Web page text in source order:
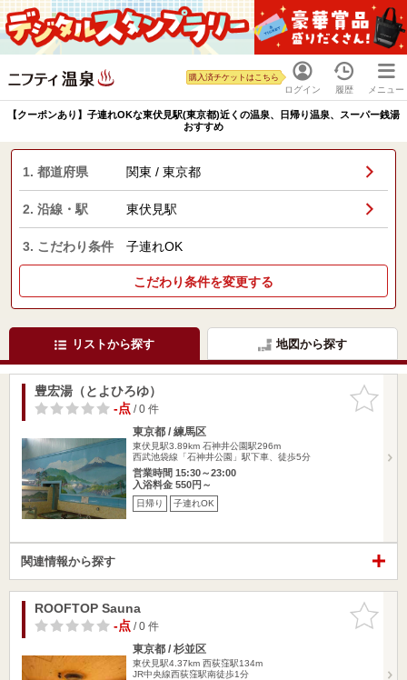
ログイン
購入済チケットはこちら
履歴 メニュー
【クーポンあり】子連れOKな東伏見駅(東京都)近くの温泉、日帰り温泉、スーパー銭湯
おすすめ
1. 都道府県 関東 / 東京都
2. 沿線・駅 東伏見駅
3. こだわり条件 子連れOK
こだわり条件を変更する
リストから探す 地図から探す
お気に入
りに追加
豊宏湯（とよひろゆ）
-点/ 0 件
東京都 / 練馬区
東伏見駅3.89km 石神井公園駅296m
西武池袋線「石神井公園」駅下車、徒歩5分
営業時間 15:30～23:00
入浴料金 550円～
日帰り 子連れOK
関連情報から探す
お気に入
りに追加
ROOFTOP Sauna
-点/ 0 件
東京都 / 杉並区
東伏見駅4.37km 西荻窪駅134m
JR中央線西荻窪駅南徒歩1分